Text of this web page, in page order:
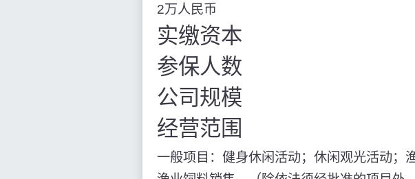
2万人民币
实缴资本
参保人数
公司规模
经营范围
一般项目：健身休闲活动；休闲观光活动；